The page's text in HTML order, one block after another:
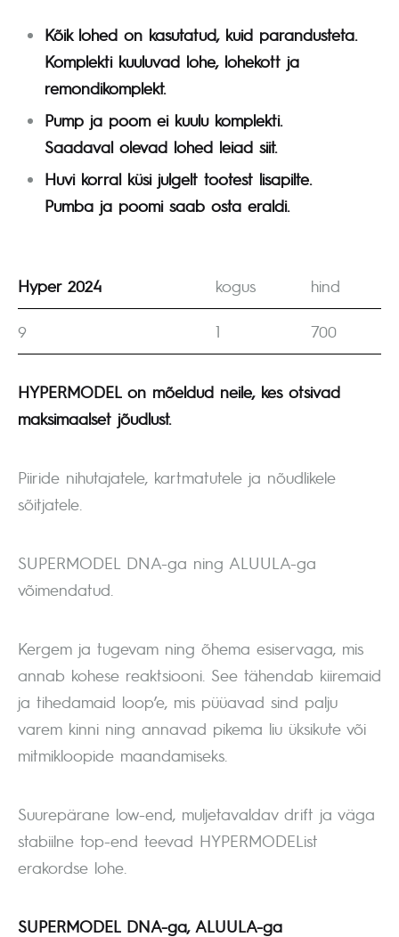
Kõik lohed on kasutatud, kuid parandusteta.
Komplekti kuuluvad lohe, lohekott ja
remondikomplekt.
Pump ja poom ei kuulu komplekti.
Saadaval olevad lohed leiad siit.
Huvi korral küsi julgelt tootest lisapilte.
Pumba ja poomi saab osta eraldi.
Hyper 2024 kogus hind
9 1 700
HYPERMODEL on mõeldud neile, kes otsivad
maksimaalset jõudlust.
Piiride nihutajatele, kartmatutele ja nõudlikele
sõitjatele.
SUPERMODEL DNA-ga ning ALUULA-ga
võimendatud.
Kergem ja tugevam ning õhema esiservaga, mis
annab kohese reaktsiooni. See tähendab kiiremaid
ja tihedamaid loop’e, mis püüavad sind palju
varem kinni ning annavad pikema liu üksikute või
mitmikloopide maandamiseks.
Suurepärane low-end, muljetavaldav drift ja väga
stabiilne top-end teevad HYPERMODEList
erakordse lohe.
SUPERMODEL DNA-ga, ALUULA-ga